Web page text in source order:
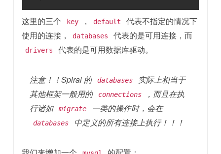
这里的三个 key ， default
代表不指定的情况下
使用的连接，
databases 代表的是可用连接，而
drivers 代表的是可用数据库驱动。
注意！！Spiral 的 databases
实际上相当于
其他框架一般用的
connections
，而且在执
行诸如
migrate 一类的操作时，会在
databases 中定义的所有连接上执行！！！